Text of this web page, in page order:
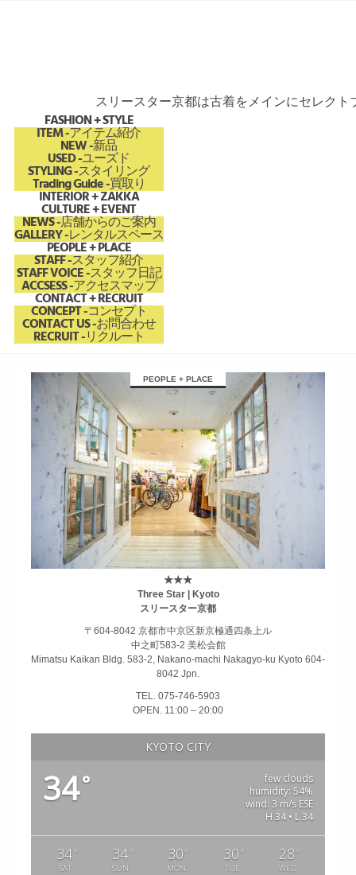
スリースター京都は古着をメインにセレク
FASHION + STYLE
ITEM-アイテム紹介
NEW-新品
USED-ユーズド
STYLING-スタイリング
Trading Guide-買取り
INTERIOR + ZAKKA
CULTURE + EVENT
NEWS-店舗からのご案内
GALLERY-レンタルスペース
PEOPLE + PLACE
STAFF-スタッフ紹介
STAFF VOICE-スタッフ日記
ACCSESS-アクセスマップ
CONTACT + RECRUIT
CONCEPT-コンセプト
CONTACT US-お問合わせ
RECRUIT-リクルート
займ на карту онлайн без отказаPEOPLE + PLACE
★★★
Three Star | Kyoto
スリースター京都
〒604-8042 京都市中京区新京極通四条上ル
中之町583-2 美松会館
Mimatsu Kaikan Bldg. 583-2, Nakano-machi Nakagyo-ku Kyoto 604-
8042 Jpn.
TEL. 075-746-5903
OPEN. 11:00 – 20:00
KYOTO CITY
34°
few clouds
humidity: 54%
wind: 3 m/s ESE
H 34 • L 34
34°
SAT
34°
SUN
30 °
MON
30 °
TUE
28 °
WED